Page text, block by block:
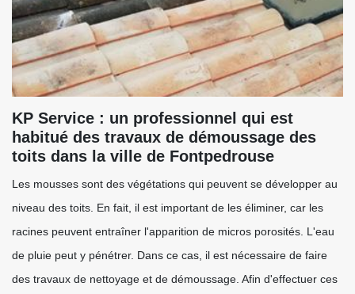
KP Service : un professionnel qui est
habitué des travaux de démoussage des
toits dans la ville de Fontpedrouse
Les mousses sont des végétations qui peuvent se développer au
niveau des toits. En fait, il est important de les éliminer, car les
racines peuvent entraîner l'apparition de micros porosités. L'eau
de pluie peut y pénétrer. Dans ce cas, il est nécessaire de faire
des travaux de nettoyage et de démoussage. Afin d'effectuer ces